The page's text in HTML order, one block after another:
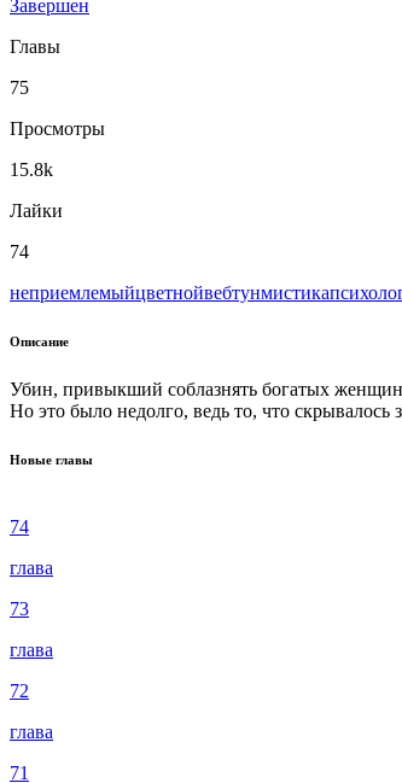
Завершен
Главы
75
Просмотры
15.8k
Лайки
74
неприемлемыйцветнойвeбтунмистика
Описание
Убин, привыкший соблазнять богатых
Но это было недолго, ведь то, что скрывалось
Новые главы
74
глава
73
глава
72
глава
71